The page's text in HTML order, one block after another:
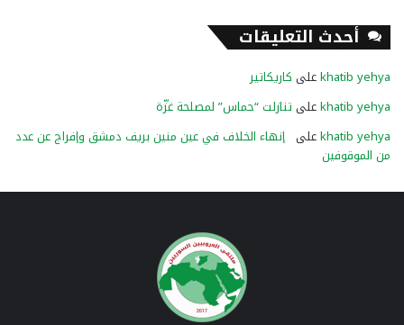
أحدث التعليقات
khatib yehyaعلى كاريكاتير
khatib yehyaعلى تنازلت “حماس” لمصلحة غزّة
khatib yehyaعلى إنهاء الخلاف في عين منين بريف دمشق وإفراج عن عدد
من الموقوفين